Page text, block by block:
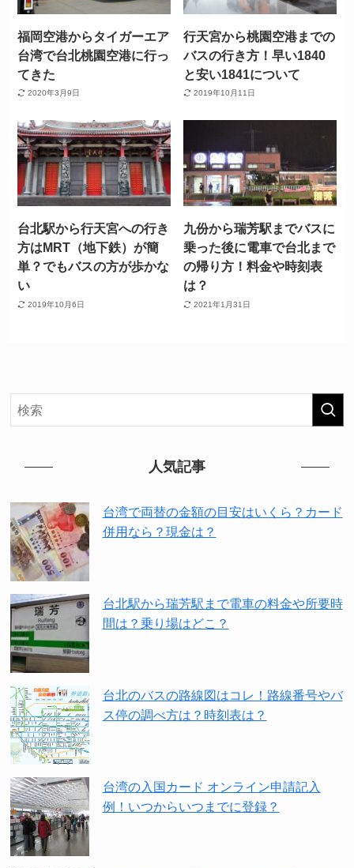
福岡空港からタイガーエア
台湾で台北桃園空港に行っ
てきた
2020年3月9日
行天宮から桃園空港までの
バスの行き方！早い1840
と安い1841について
2019年10月11日
台北駅から行天宮への行き
方はMRT（地下鉄）が簡
単？でもバスの方が歩かな
い
2019年10月6日
九份から瑞芳駅までバスに
乗った後に電車で台北まで
の帰り方！料金や時刻表
は？
2021年1月31日
人気記事
台湾で両替の金額の目安はいくら？カード
併用なら？現金は？
台北駅から瑞芳駅まで電車の料金や所要時
間は？乗り場はどこ？
台北のバスの路線図はコレ！路線番号やバ
ス停の調べ方は？時刻表は？
台湾の入国カード オンライン申請記入
例！いつからいつまでに登録？